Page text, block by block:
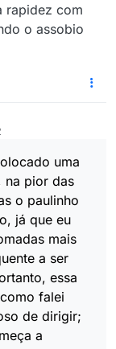
rapidez com
o assobio
uma
na pior das
o paulinho
já que eu
mais
a ser
essa
falei
de dirigir;
a